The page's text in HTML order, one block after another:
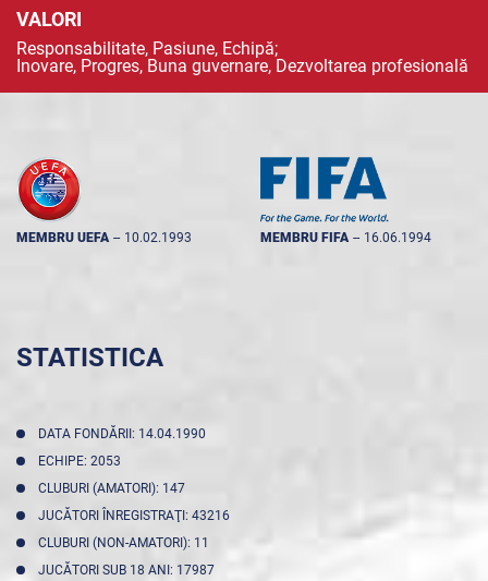
VALORI
Responsabilitate, Pasiune, Echipă;
Inovare, Progres, Buna guvernare, Dezvoltarea profesională
MEMBRU UEFA -- 10.02.1993 MEMBRU FIFA -- 16.06.1994
STATISTICA
DATA FONDĂRII: 14.04.1990
ECHIPE: 2053
CLUBURI (AMATORI): 147
JUCĂTORI ÎNREGISTRAŢI: 43216
CLUBURI (NON-AMATORI): 11
JUCĂTORI SUB 18 ANI: 17987